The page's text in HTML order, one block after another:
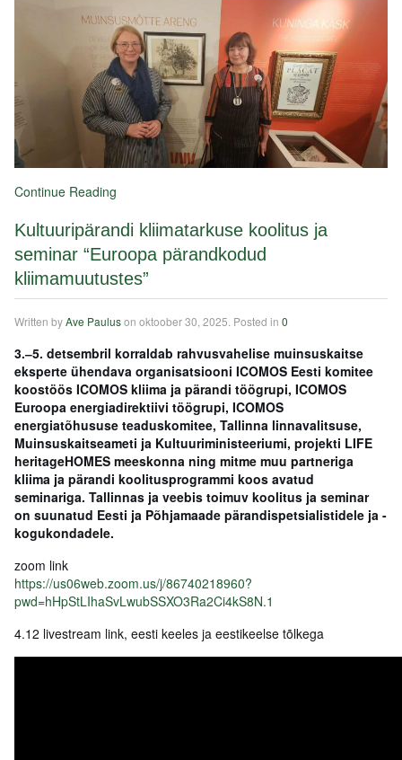
Continue Reading
Kultuuripärandi kliimatarkuse koolitus ja
seminar “Euroopa pärandkodud
kliimamuutustes”
Written byAve Pauluson oktoober 30, 2025. Posted in 0
3.‒5. detsembril korraldab rahvusvahelise muinsuskaitse
eksperte ühendava organisatsiooni ICOMOS Eesti komitee
koostöös ICOMOS kliima ja pärandi töögrupi, ICOMOS
Euroopa energiadirektiivi töögrupi, ICOMOS
energiatõhususe teaduskomitee, Tallinna linnavalitsuse,
Muinsuskaitseameti ja Kultuuriministeeriumi, projekti LIFE
heritageHOMES meeskonna ning mitme muu partneriga
kliima ja pärandi koolitusprogrammi koos avatud
seminariga. Tallinnas ja veebis toimuv koolitus ja seminar
on suunatud Eesti ja Põhjamaade pärandispetsialistidele ja -
kogukondadele.
zoom link
https://us06web.zoom.us/j/86740218960?
pwd=hHpStLIhaSvLwubSSXO3Ra2Ci4kS8N.1
4.12 livestream link, eesti keeles ja eestikeelse tõlkega